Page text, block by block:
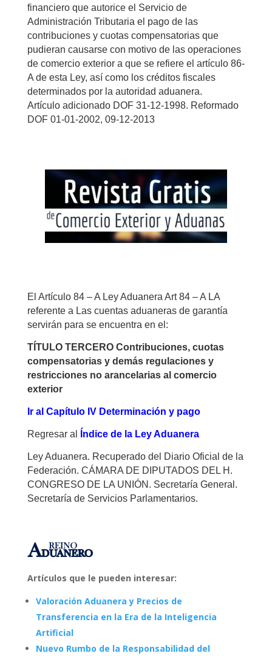
financiero que autorice el Servicio de
Administración Tributaria el pago de las
contribuciones y cuotas compensatorias que
pudieran causarse con motivo de las operaciones
de comercio exterior a que se refiere el artículo 86-
A de esta Ley, así como los créditos fiscales
determinados por la autoridad aduanera.
Artículo adicionado DOF 31-12-1998. Reformado
DOF 01-01-2002, 09-12-2013
El Artículo 84 – A Ley Aduanera Art 84 – A LA
referente a Las cuentas aduaneras de garantía
servirán para se encuentra en el:
TÍTULO TERCERO Contribuciones, cuotas
compensatorias y demás regulaciones y
restricciones no arancelarias al comercio
exterior
Ir al Capítulo IV Determinación y pago
Regresar al Índice de la Ley Aduanera
Ley Aduanera. Recuperado del Diario Oficial de la
Federación. CÁMARA DE DIPUTADOS DEL H.
CONGRESO DE LA UNIÓN. Secretaría General.
Secretaría de Servicios Parlamentarios.
Artículos que le pueden interesar:
Valoración Aduanera y Precios de
Transferencia en la Era de la Inteligencia
Artificial
Nuevo Rumbo de la Responsabilidad del